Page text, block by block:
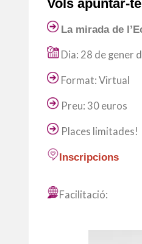
Vols apuntar-
La mirada de
Dia: 28 de gener
Format: Virtual
Preu: 30 euros
Places limitades!
Inscripcions
Facilitació: